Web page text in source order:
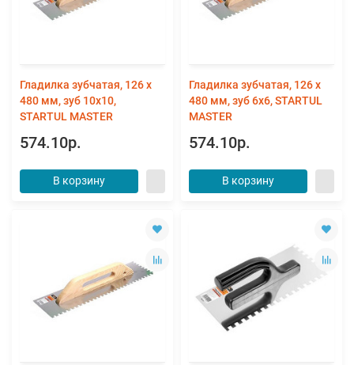
Гладилка зубчатая, 126 x
480 мм, зуб 10х10,
STARTUL MASTER
574.10р.
В корзину
Гладилка зубчатая, 126 x
480 мм, зуб 6х6, STARTUL
MASTER
574.10р.
В корзину